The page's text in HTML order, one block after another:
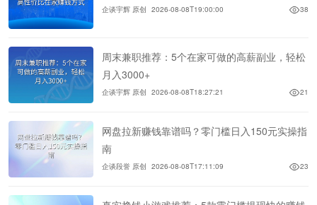
企谈宇辉 原创 2026-08-08T19:00:00 38
周末兼职推荐：5个在家可做的高薪副业，轻松
月入3000+
企谈宇辉 原创 2026-08-08T18:27:21 21
网盘拉新赚钱靠谱吗？零门槛日入150元实操指
南
企谈段誉 原创 2026-08-08T17:11:09 23